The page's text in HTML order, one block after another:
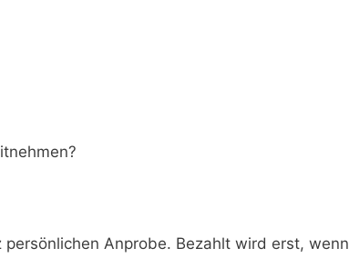
Anprobe. Bezahlt wird erst, wenn